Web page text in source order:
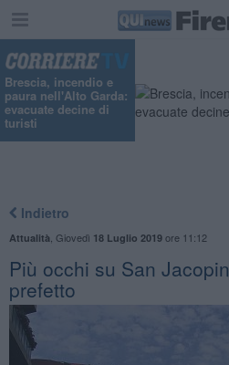
Brescia, incendio e
paura nell'Alto Garda:
evacuate decine di
turisti
Indietro
Attualità Giovedì 18 Luglio 2019ore 11:12
Più occhi su San
prefetto